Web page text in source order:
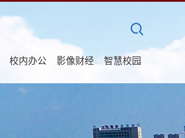
校内办公 影像财经 智慧校园